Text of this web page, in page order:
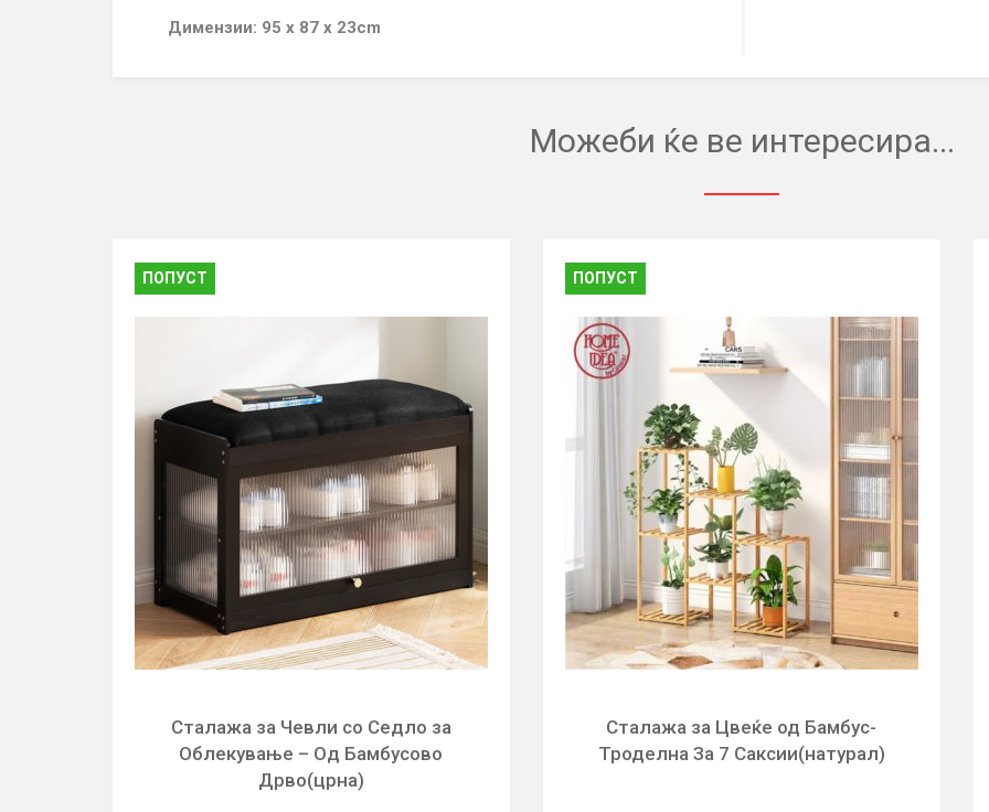
Димензии: 95 х 87 х 23cm
Можеби ќе ве интересира...
ПОПУСТ
Сталажа за Чевли со Седло за
Облекување – Од Бамбусово
Дрво(црна)
ПОПУСТ
Сталажа за Цвеќе од Бамбус-
Троделна За 7 Саксии(натурал)